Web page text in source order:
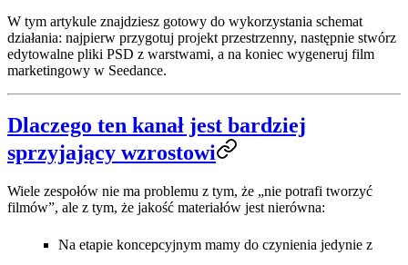
W tym artykule znajdziesz gotowy do wykorzystania schemat
działania: najpierw przygotuj projekt przestrzenny, następnie stwórz
edytowalne pliki PSD z warstwami, a na koniec wygeneruj film
marketingowy w Seedance.
Dlaczego ten kanał jest bardziej
sprzyjający wzrostowi
Wiele zespołów nie ma problemu z tym, że „nie potrafi tworzyć
filmów”, ale z tym, że jakość materiałów jest nierówna:
Na etapie koncepcyjnym mamy do czynienia jedynie z